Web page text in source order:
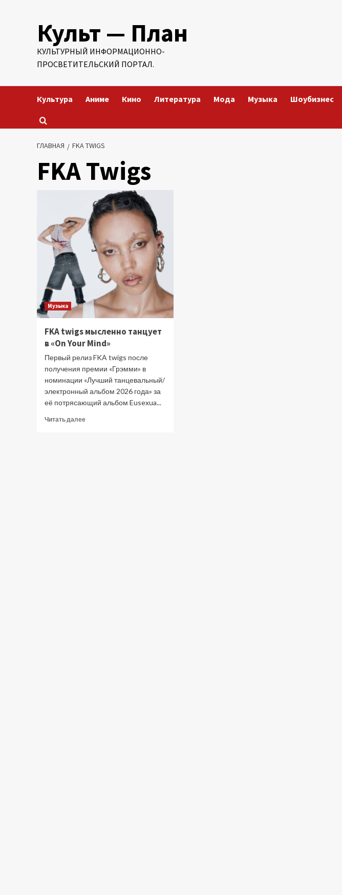
содержимомуКульт — План
КУЛЬТУРНЫЙ ИНФОРМАЦИОННО-
ПРОСВЕТИТЕЛЬСКИЙ ПОРТАЛ.
Культура Аниме Кино Литература Мода Музыка Шоубизнес
ГЛАВНАЯ FKA TWIGS
FKA Twigs
Музыка
FKA twigs мысленно танцует
в «On Your Mind»
Первый релиз FKA twigs после
получения премии «Грэмми» в
номинации «Лучший танцевальный/
электронный альбом 2026 года» за
её потрясающий альбом Eusexua...
Читать далееПрочитать